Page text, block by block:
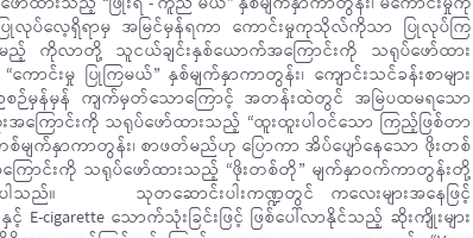
ြုလုပ်လေ့ရှိရာမှ အမြင်မှန်ရကာ ကောင်းမှုကုသိုလ်ကိုသာ ပြုလုပ်ကြ
ည့် ကိုလာတို့ သူငယ်ချင်းနှစ်ယောက်အကြောင်းကို သရုပ်ဖော်ထား
ောင်းမှု ပြုကြမယ်” နှစ်မျက်နှာကာတွန်း၊ ကျောင်းသင်ခန်းစာများ
ဉ်မှန်မှန် ကျက်မှတ်သောကြောင့် အတန်းထဲတွင် အမြဲပထမရသော
အကြောင်းကို သရုပ်ဖော်ထားသည့် “ထူးထူးပါဝင်သော ကြည့်ဖြစ်တာ
မျက်နှာကာတွန်း၊ စာဖတ်မည်ဟု ပြောကာ အိပ်ပျော်နေသော ဖိုးတစ်
ောင်းကို သရုပ်ဖော်ထားသည့် “ဖိုးတစ်တို” မျက်နှာဝက်ကာတွန်းတို့
ါသည်။
သုတဆောင်းပါးကဏ္ဍတွင် ကလေးများအနေဖြင့်
နှင့် E-cigarette သောက်သုံးခြင်းဖြင့် ဖြစ်ပေါ်လာနိုင်သည့် ဆိုးကျိုးများ